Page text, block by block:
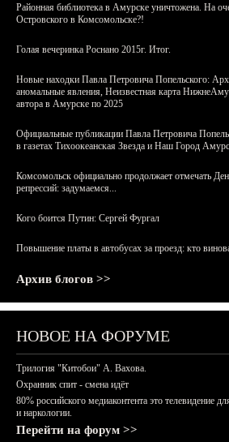
Районная библиотека в Амурске уничтожена. На
Островского в Комсомольске?!
Голая вечеринка Роснано 2015г. Итог.
Новые находки Павла Петровича Попельского:
аномальные явления, Неизвестная карта
автора в Амурске по 2025
Официальные публикации Павла Петровича
в газетах Тихоокеанская Звезда и Наш Город
Комсомольск официально продолжает отмечать
репрессий: задумаемся...
Кого боится Путин: Сергей Фургал
Повышение платы в автобусах за проезд: кто
Архив блогов >>
НОВОЕ НА ФОРУМЕ
Трилогия "Китобои" А. Вахова.
Охранник спит - смена идёт
80% российского медиаконтента это телевидение
и наркологии.
Перейти на форум >>